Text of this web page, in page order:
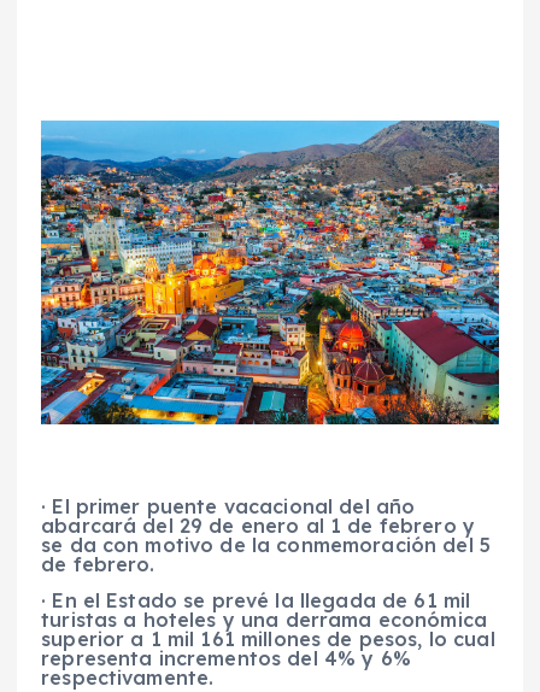
· El primer puente vacacional del año
abarcará del 29 de enero al 1 de febrero y
se da con motivo de la conmemoración del 5
de febrero.
· En el Estado se prevé la llegada de 61 mil
turistas a hoteles y una derrama económica
superior a 1 mil 161 millones de pesos, lo cual
representa incrementos del 4% y 6%
respectivamente.